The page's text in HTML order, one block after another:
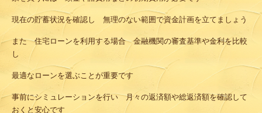
現在の貯蓄状況を確認し 無理のない範囲で資金計画を立てましょう
また 住宅ローンを利用する場合 金融機関の審査基準や金利を比較
し
最適なローンを選ぶことが重要です
事前にシミュレーションを行い 月々の返済額や総返済額を確認して
おくと安心です